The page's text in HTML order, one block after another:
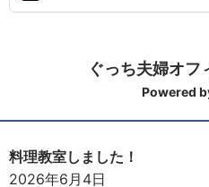
ぐっち夫婦オフ
Powered
料理教室しました！
2026年6月4日